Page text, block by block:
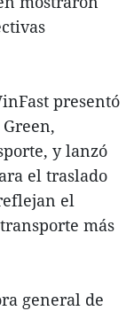
presentó
y lanzó
el traslado
el
más
general de